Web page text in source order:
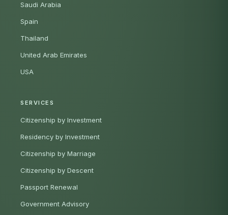
Saudi Arabia
Spain
Thailand
United Arab Emirates
USA
SERVICES
Citizenship by Investment
Residency by Investment
Citizenship by Marriage
Citizenship by Descent
Passport Renewal
Government Advisory